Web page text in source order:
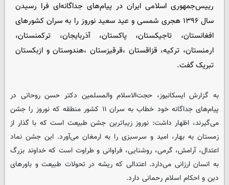
رییس‌جمهوری اسلامی ایران در پیام‌های جداگانه‌ای فرا رسیدن
سال ۱۳۹۶ هجری شمسی و عید سعید نوروز را به سران کشورهای
افغانستان، تاجیکستان، پاکستان، آذربایجان، ترکمنستان،
ارمنستان، ترکیه، قزاقستان ،قرقیزستان ،هندوستان و ازبکستان
تبریک گفت.
به گزارش ایسکانیوز، حجت‌الاسلام والمسلمین دکتر حسن روحانی در
پیام‌های جداگانه خود خطاب به سران ۱۱ کشور منطقه که نوروز را جشن
می‌گیرند، اظهار داشت: نوروز زیباترین جشن طبیعت است که با گذار از
زمستان به بهار، امید و سرسبزی را به ارمغان می‌آورد. این جشن نماد
اعتدال، آرامش، گرمی، روشنایی، فراوانی و طراوت است که خداوند بزرگ
به انسان ارزانی می‌دارد. اعتدالی که ریشه در تحولات طبیعت و باورهای
دین و احکام اسلام رحمانی دارد.